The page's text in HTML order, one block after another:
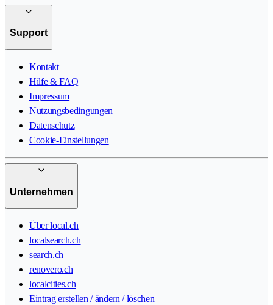
Support
Kontakt
Hilfe & FAQ
Impressum
Nutzungsbedingungen
Datenschutz
Cookie-Einstellungen
Unternehmen
Über local.ch
localsearch.ch
search.ch
renovero.ch
localcities.ch
Eintrag erstellen / ändern / löschen